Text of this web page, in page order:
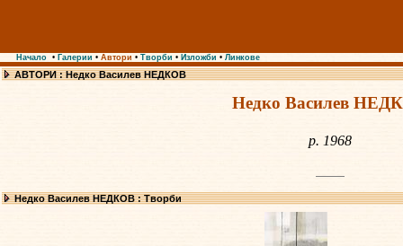
Начало • Галерии • Автори • Творби • Изложби • Линкове
АВТОРИ : Недко Василев НЕДКОВ
Недко Василев
р. 1968
Недко Василев НЕДКОВ : Творби